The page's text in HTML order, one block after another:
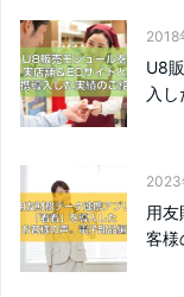
2018
U8
入
2023
用
客様